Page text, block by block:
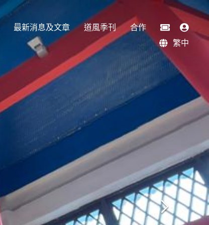
最新消息及文章 道風季刊
合作
繁中